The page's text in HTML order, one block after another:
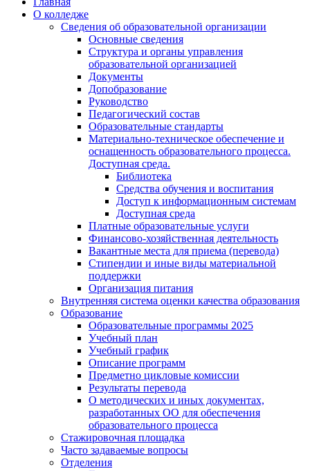
О колледже
Сведения об образовательной организации
Основные сведения
Структура и органы управления
образовательной организацией
Документы
Допобразование
Руководство
Педагогический состав
Образовательные стандарты
Материально-техническое обеспечение и
оснащенность образовательного процесса.
Доступная среда.
Библиотека
Средства обучения и воспитания
Доступ к информационным системам
Доступная среда
Платные образовательные услуги
Финансово-хозяйственная деятельность
Вакантные места для приема (перевода)
Стипендии и иные виды материальной
поддержки
Организация питания
Внутренняя система оценки качества образования
Образование
Образовательные программы 2025
Учебный план
Учебный график
Описание программ
Предметно цикловые комиссии
Результаты перевода
О методических и иных документах,
разработанных ОО для обеспечения
образовательного процесса
Стажировочная площадка
Часто задаваемые вопросы
Отделения